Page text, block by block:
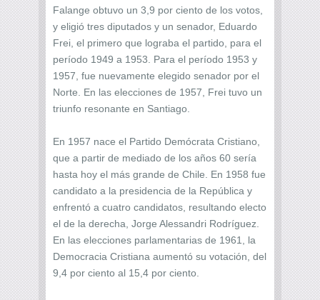
Falange obtuvo un 3,9 por ciento de los votos,
y eligió tres diputados y un senador, Eduardo
Frei, el primero que lograba el partido, para el
período 1949 a 1953. Para el período 1953 y
1957, fue nuevamente elegido senador por el
Norte. En las elecciones de 1957, Frei tuvo un
triunfo resonante en Santiago.
En 1957 nace el Partido Demócrata Cristiano,
que a partir de mediado de los años 60 sería
hasta hoy el más grande de Chile. En 1958 fue
candidato a la presidencia de la República y
enfrentó a cuatro candidatos, resultando electo
el de la derecha, Jorge Alessandri Rodríguez.
En las elecciones parlamentarias de 1961, la
Democracia Cristiana aumentó su votación, del
9,4 por ciento al 15,4 por ciento.